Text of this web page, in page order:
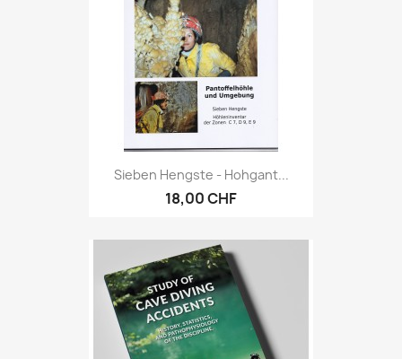
Sieben Hengste - Hohgant...
18,00 CHF